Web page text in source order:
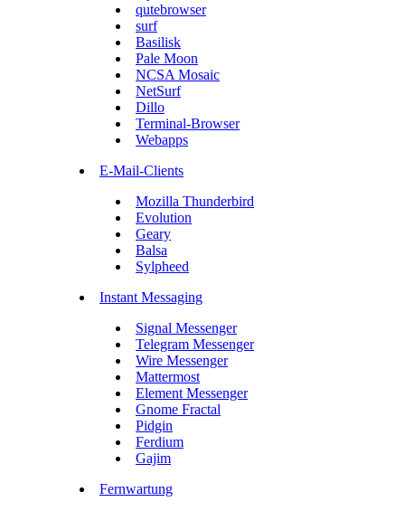
qutebrowser
surf
Basilisk
Pale Moon
NCSA Mosaic
NetSurf
Dillo
Terminal-Browser
Webapps
E-Mail-Clients
Mozilla Thunderbird
Evolution
Geary
Balsa
Sylpheed
Instant Messaging
Signal Messenger
Telegram Messenger
Wire Messenger
Mattermost
Element Messenger
Gnome Fractal
Pidgin
Ferdium
Gajim
Fernwartung